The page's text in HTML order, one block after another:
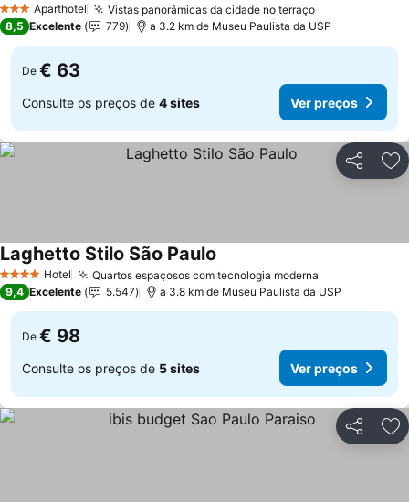
3 EstrelasAparthotel Vistas panorâmicas da cidade no terraçoVer preços
8,5 Excelente 779 a 3.2 km de Museu Paulista da USP
De € 63
Consulte os preços de 4 sites Ver preços
Partilhar
4 EstrelasHotel Quartos espaçosos com tecnologia moderna
Laghetto Stilo São Paulo
9,4 Excelente 5.547 a 3.8 km de Museu Paulista da USP
De € 98
Consulte os preços de 5 sites Ver preços
Partilhar